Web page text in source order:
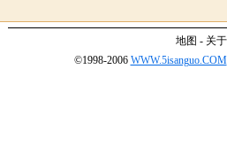
地图 - 关
©1998-2006 WWW.5isanguo.COM